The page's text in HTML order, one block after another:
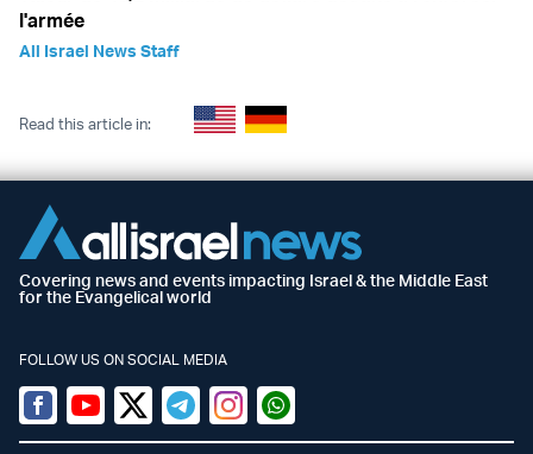
l'armée
All Israel News Staff
Read this article in:
Covering news and events impacting Israel & the Middle East
for the Evangelical world
FOLLOW US ON SOCIAL MEDIA
Facebook
YoutubeTwitter (X)
TelegramInstagramWhatsapp